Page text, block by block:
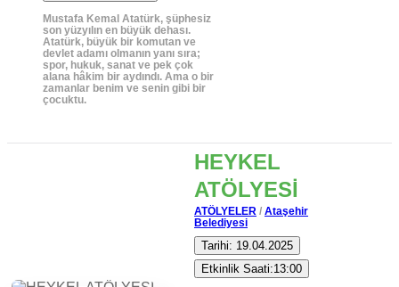
Mustafa Kemal Atatürk, şüphesiz
son yüzyılın en büyük dehası.
Atatürk, büyük bir komutan ve
devlet adamı olmanın yanı sıra;
spor, hukuk, sanat ve pek çok
alana hâkim bir aydındı. Ama o bir
zamanlar benim ve senin gibi bir
çocuktu.
HEYKEL
ATÖLYESİ
ATÖLYELER / Ataşehir
Belediyesi
Tarihi: 19.04.2025
Etkinlik Saati:13:00